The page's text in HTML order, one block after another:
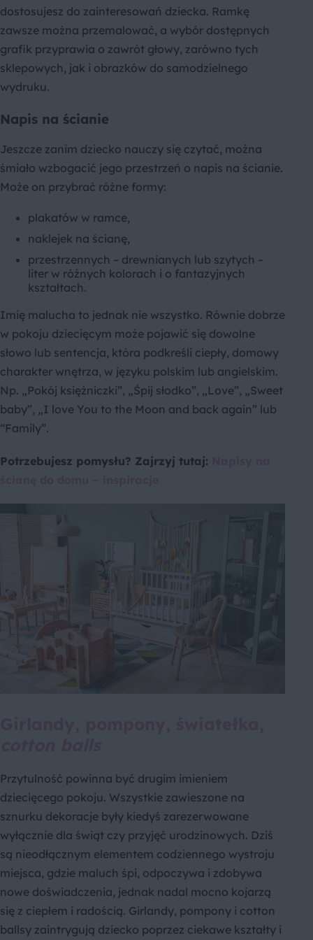
dostosujesz do zainteresowań dziecka. Ramkę
zawsze można przemalować, a wybór dostępnych
grafik przyprawia o zawrót głowy, zarówno tych
sklepowych, jak i obrazków do samodzielnego
wydruku.
Napis na ścianie
Jeszcze zanim dziecko nauczy się czytać, można
śmiało wzbogacić jego przestrzeń o napis na ścianie.
Może on przybrać różne formy:
plakatów w ramce,
naklejek na ścianę,
przestrzennych – drewnianych lub szytych –
liter w różnych kolorach i o fantazyjnych
kształtach.
Imię malucha to jednak nie wszystko. Równie dobrze
w pokoju dziecięcym może pojawić się dowolne
słowo lub sentencja, która podkreśli ciepły, domowy
charakter wnętrza, w języku polskim lub angielskim.
Np. „Pokój księżniczki”, „Śpij słodko”, „Love”, „Sweet
baby”, „I love You to the Moon and back again” lub
“Family”.
Potrzebujesz pomysłu? Zajrzyj tutaj:
Przytulność powinna być drugim imieniem
dziecięcego pokoju. Wszystkie zawieszone na
sznurku dekoracje były kiedyś zarezerwowane
wyłącznie dla świąt czy przyjęć urodzinowych. Dziś
są nieodłącznym elementem codziennego wystroju
miejsca, gdzie maluch śpi, odpoczywa i zdobywa
nowe doświadczenia, jednak nadal mocno kojarzą
się z ciepłem i radością. Girlandy, pompony i cotton
ballsy zaintrygują dziecko poprzez ciekawe kształty i